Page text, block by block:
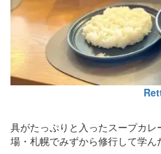
具がたっぷりと入ったスープカ
場・札幌でみずから修行して学ん